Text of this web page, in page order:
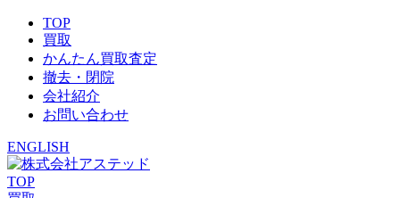
TOP
買取
かんたん買取査定
撤去・閉院
会社紹介
お問い合わせ
ENGLISH
TOP